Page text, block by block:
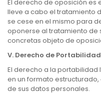
El derecho de oposición es
lleve a cabo el tratamiento
se cese en el mismo para
oponerse al tratamiento de
concretas objeto de
V. Derecho de
El derecho a la
en un formato
de sus datos personales.